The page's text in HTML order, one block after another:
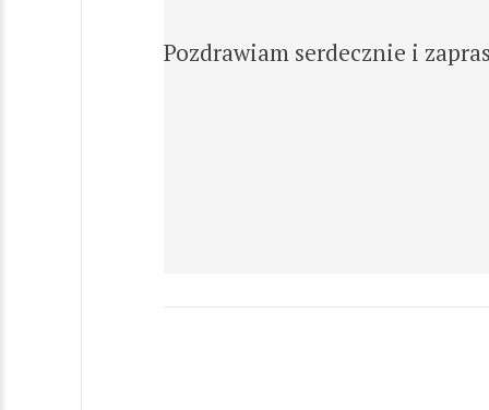
Pozdrawiam serdecznie i